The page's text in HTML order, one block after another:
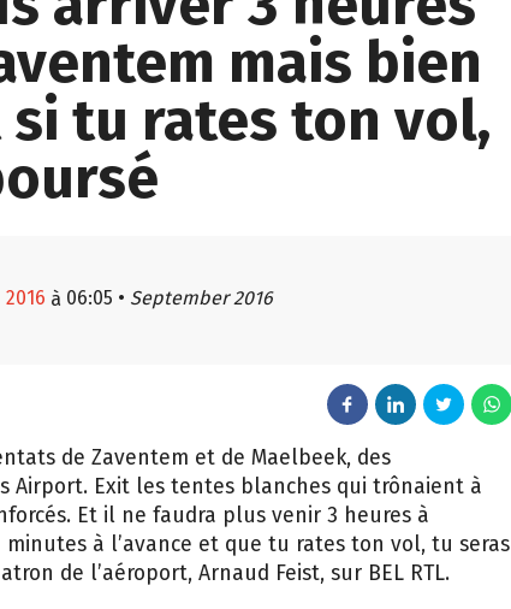
mais bien
tu rates ton vol,
à 06:05 • September 2016
de Zaventem et de Maelbeek, des
Airport. Exit les tentes blanches qui trônaient à
Et il ne faudra plus venir 3 heures à
minutes à l’avance et que tu rates ton vol, tu seras
de l’aéroport, Arnaud Feist, sur BEL RTL.